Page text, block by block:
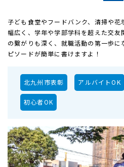
子ども食堂やフードバンク、清掃や
幅広く、学年や学部学科を超えた交友
の繋がりも深く、就職活動の第一歩
ピソードが簡単に書けますよ！
北九州市表彰 アルバイトOK
初心者OK